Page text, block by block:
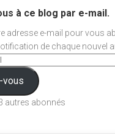
à ce blog par e-mail.
adresse e-mail pour vous
de chaque nouvel
vous
autres abonnés